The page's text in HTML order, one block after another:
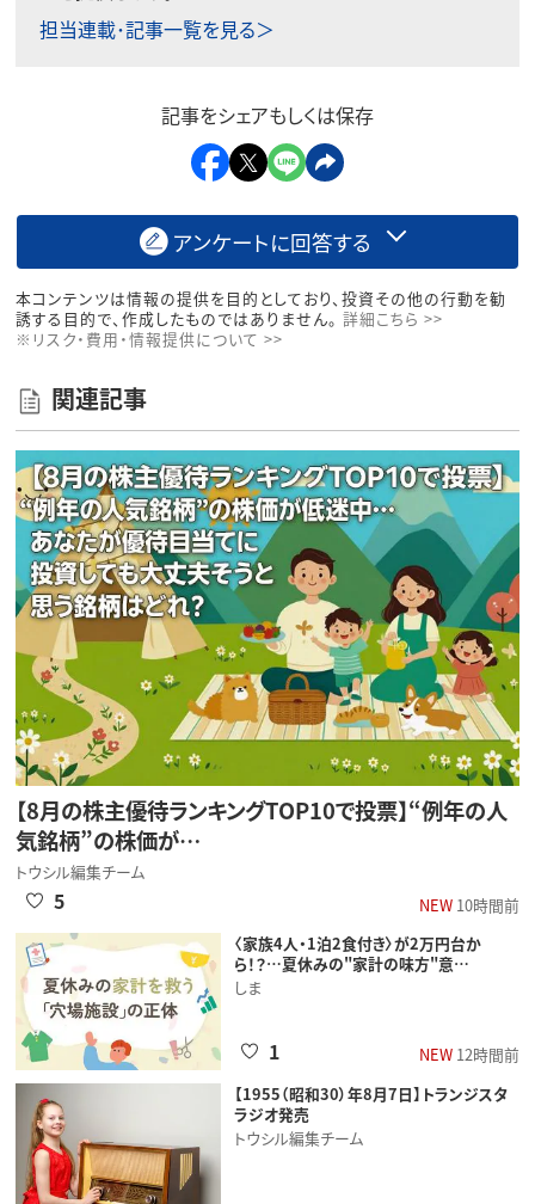
担当連載･記事一覧を見る＞
記事をシェアもしくは保存
アンケートに回答する
本コンテンツは情報の提供を目的としており、投資その他の行動を勧
誘する目的で、作成したものではありません。 詳細こちら >>
※リスク・費用・情報提供について >>
関連記事
【8月の株主優待ランキングTOP10で投票】“例年の人
気銘柄”の株価が…
トウシル編集チーム
NEW10時間前
5
〈家族4人・1泊2食付き〉が2万円台か
ら！？…夏休みの"家計の味方"意…
しま
NEW12時間前
1
【1955（昭和30）年8月7日】トランジスタ
ラジオ発売
トウシル編集チーム